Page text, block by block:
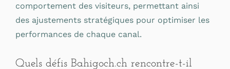
comportement des visiteurs, permettant ainsi
des ajustements stratégiques pour optimiser les
performances de chaque canal.
Quels défis Bahigoch.ch rencontre-t-il